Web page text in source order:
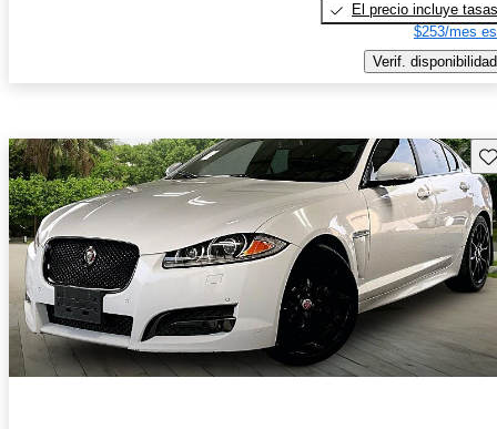
El precio incluye tasas
$253/mes
Verif. disponibilidad